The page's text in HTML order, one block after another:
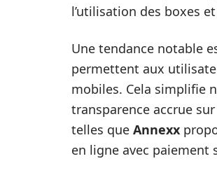
l’utilisation des boxes
Une tendance notable
permettent aux
mobiles. Cela simplifie
transparence accrue
telles que Annexx
en ligne avec paiement